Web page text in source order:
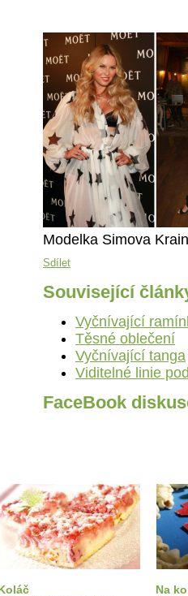
Modelka Simova
Sdílet
Související
Vyčnívající
Těsné oblečení
Vyčnívající tanga
Viditelné linie
FaceBook
Na